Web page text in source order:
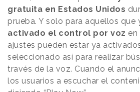
gratuita en Estados Unidos
prueba. Y solo para aquellos que
activado el control por voz en
ajustes pueden estar ya
seleccionado así para realizar
través de la voz. Cuando el
los usuarios a escuchar el